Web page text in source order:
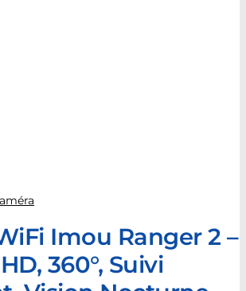
Imou Ranger 2 –
360°, Suivi